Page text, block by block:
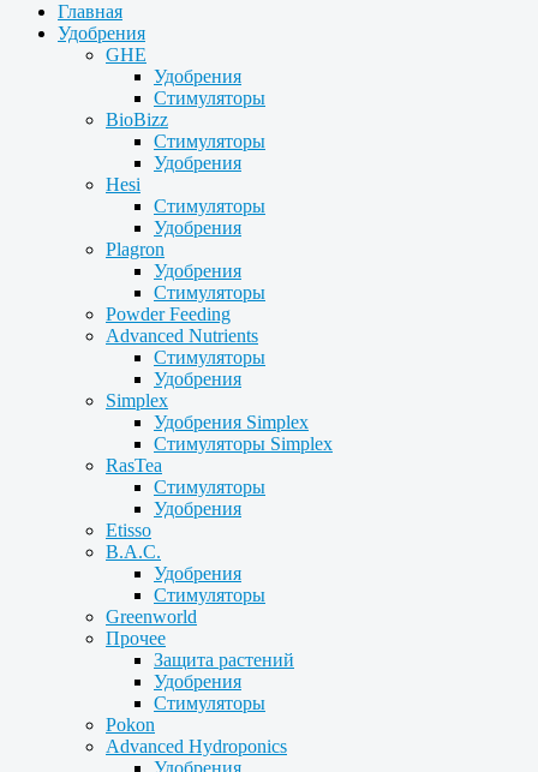
Главная
Удобрения
GHE
Удобрения
Стимуляторы
BioBizz
Стимуляторы
Удобрения
Hesi
Стимуляторы
Удобрения
Plagron
Удобрения
Стимуляторы
Powder Feeding
Advanced Nutrients
Стимуляторы
Удобрения
Simplex
Удобрения Simplex
Стимуляторы Simplex
RasTea
Стимуляторы
Удобрения
Etisso
B.A.C.
Удобрения
Стимуляторы
Greenworld
Прочее
Защита растений
Удобрения
Стимуляторы
Pokon
Advanced Hydroponics
Удобрения